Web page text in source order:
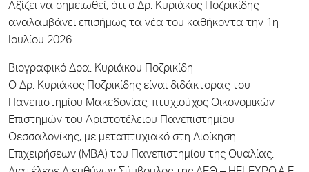
Αξίζει να σημειωθεί, ότι ο Δρ. Κυριάκος Ποζρικίδης
αναλαμβάνει επισήμως τα νέα του καθήκοντα την 1η
Ιουλίου 2026.
Βιογραφικό Δρα. Κυριάκου Ποζρικίδη
Ο Δρ. Κυριάκος Ποζρικίδης είναι διδάκτορας του
Πανεπιστημίου Μακεδονίας, πτυχιούχος Οικονομικών
Επιστημών του Αριστοτέλειου Πανεπιστημίου
Θεσσαλονίκης, με μεταπτυχιακό στη Διοίκηση
Επιχειρήσεων (ΜΒΑ) του Πανεπιστημίου της Ουαλίας.